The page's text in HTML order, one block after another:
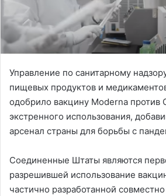
Управление по санитарному
пищевых продуктов и
одобрило вакцину Moderna против
экстренного использования,
арсенал страны для борьбы с
Соединенные Штаты являются
разрешившей использование
частично разработанной